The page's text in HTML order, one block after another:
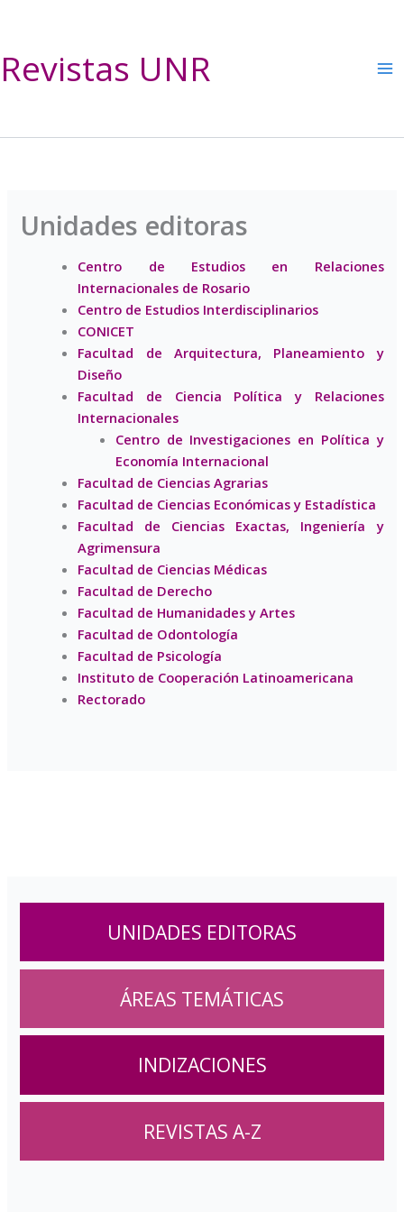
contenido
Revistas UNR
Unidades editoras
Centro de Estudios en Relaciones
Internacionales de Rosario
Centro de Estudios Interdisciplinarios
CONICET
Facultad de Arquitectura, Planeamiento y
Diseño
Facultad de Ciencia Política y Relaciones
Internacionales
Centro de Investigaciones en Política y
Economía Internacional
Facultad de Ciencias Agrarias
Facultad de Ciencias Económicas y Estadística
Facultad de Ciencias Exactas, Ingeniería y
Agrimensura
Facultad de Ciencias Médicas
Facultad de Derecho
Facultad de Humanidades y Artes
Facultad de Odontología
Facultad de Psicología
Instituto de Cooperación Latinoamericana
Rectorado
UNIDADES EDITORAS
ÁREAS TEMÁTICAS
INDIZACIONES
REVISTAS A-Z